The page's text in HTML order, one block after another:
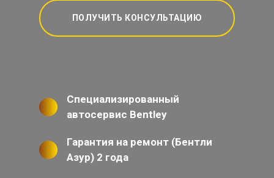
ПОЛУЧИТЬ КОНСУЛЬТАЦИЮ
Специализированный
автосервис Bentley
Гарантия на ремонт (Бентли
Азур) 2 года